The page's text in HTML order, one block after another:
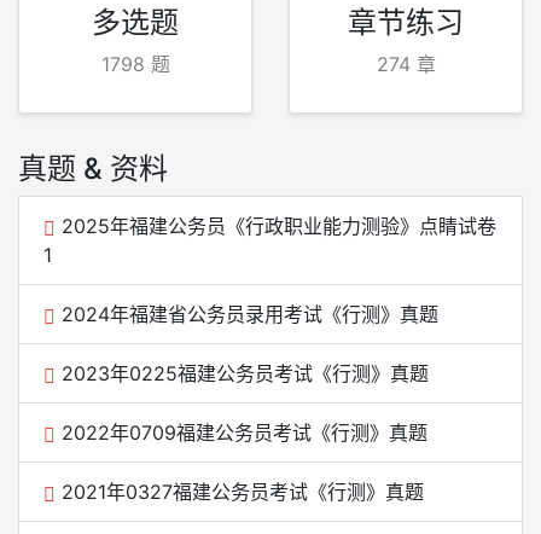
多选题
1798 题
章节练习
274 章
真题 & 资料
2025年福建公务员《行政职业能力测验》点睛试卷
1
2024年福建省公务员录用考试《行测》真题
2023年0225福建公务员考试《行测》真题
2022年0709福建公务员考试《行测》真题
2021年0327福建公务员考试《行测》真题